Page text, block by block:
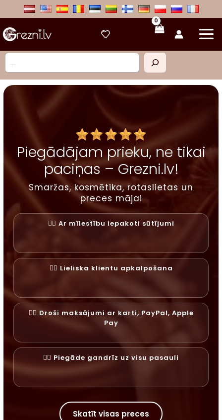
Meklēt
Piegādājam prieku, ne tikai
paciņas – Grezni.lv!
Smaržas, kosmētika, rotaslietas un
preces mājai
✓⃝ Ar mīlestību iepakoti sūtījumi
✓⃝ Lieliska klientu apkalpošana
✓⃝ Droši maksājumi ar karti, PayPal, Apple
Pay
✓⃝ Piegāde gandrīz uz visu pasauli
Skatīt visas preces